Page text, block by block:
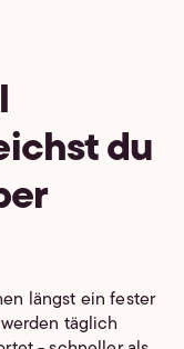
du
längst ein fester
täglich